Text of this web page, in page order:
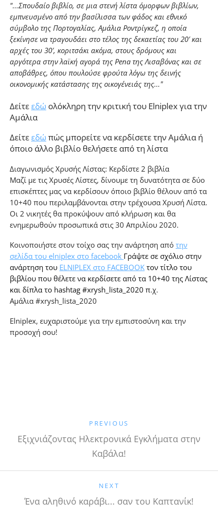
"...Σπουδαίο βιβλίο, σε μια στενή λίστα όμορφων βιβλίων,
εμπνευσμένο από την βασίλισσα των φάδος και εθνικό
σύμβολο της Πορτογαλίας, Αμάλια Ροντρίγκεζ, η οποία
ξεκίνησε να τραγουδάει στο τέλος της δεκαετίας του 20′ και
αρχές του 30′, κοριτσάκι ακόμα, στους δρόμους και
αργότερα στην λαϊκή αγορά της Pena της Λισαβόνας και σε
αποβάθρες, όπου πουλούσε φρούτα λόγω της δεινής
οικονομικής κατάστασης της οικογένειάς της..."
Δείτεεδώ ολόκληρη την κριτική του Elniplex για την
Αμάλια
Δείτεεδώπώς μπορείτε να κερδίσετε την Αμάλια ή
όποιο άλλο βιβλίο θελήσετε από τη λίστα
Διαγωνισμός Χρυσής Λίστας: Κερδίστε 2 βιβλία
Μαζί με τις Χρυσές Λίστες, δίνουμε τη δυνατότητα σε δύο
επισκέπτες μας να κερδίσουν όποιο βιβλίο θέλουν από τα
10+40 που περιλαμβάνονται στην τρέχουσα Χρυσή Λίστα.
Οι 2 νικητές θα προκύψουν από κλήρωση και θα
ενημερωθούν προσωπικά στις 30 Απριλίου 2020.
Κοινοποιήστε στον τοίχο σας την ανάρτηση από την
σελίδα του elniplex στο facebook Γράψτε σε σχόλιο στην
ανάρτηση του ELNIPLEX στο FACEBOOK τον τίτλο του
βιβλίου που θέλετε να κερδίσετε από τα 10+40 της Λίστας
και δίπλα το hashtag #xrysh_lista_2020 π.χ.
Αμάλια #xrysh_lista_2020
Elniplex, ευχαριστούμε για την εμπιστοσύνη και την
προσοχή σου!
PREVIOUS
Εξιχνιάζοντας Ηλεκτρονικά Εγκλήματα στην
Καβάλα!
NEXT
Ένα αληθινό καράβι... σαν του Καπτανίκ!